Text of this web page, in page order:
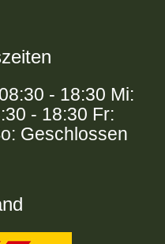
- 18:30 Mi:
- 18:30 Fr:
Geschlossen